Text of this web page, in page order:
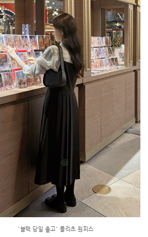
*블랙 당일 출고* 플리츠 원피스